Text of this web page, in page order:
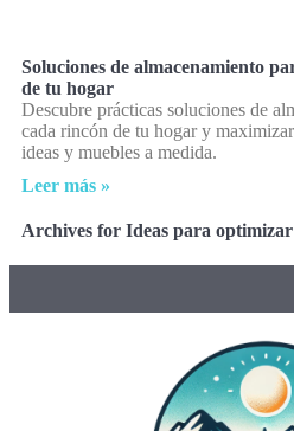
Soluciones de almacenamiento
de tu hogar
Descubre prácticas soluciones de
cada rincón de tu hogar y
ideas y muebles a medida.
Leer más »
Archives for Ideas para